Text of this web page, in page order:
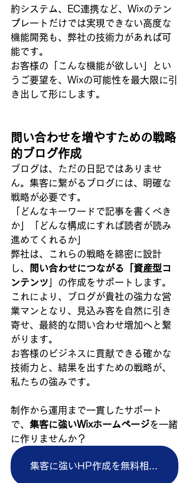
約システム、EC連携など、Wixのテン
プレートだけでは実現できない高度な
機能開発も、弊社の技術力があれば可
能です。
お客様の「こんな機能が欲しい」とい
うご要望を、Wixの可能性を最大限に引
き出して形にします。
問い合わせを増やすための戦略
的ブログ作成
ブログは、ただの日記ではありませ
ん。集客に繋がるブログには、明確な
戦略が必要です。
「どんなキーワードで記事を書くべき
か」「どんな構成にすれば読者が読み
進めてくれるか」
弊社は、これらの戦略を綿密に設計
し、
問い合わせにつながる「資産型コ
ンテンツ 」の作成をサポートします。
これにより、ブログが貴社の強力な営
業マンとなり、見込み客を自然に引き
寄せ、最終的な問い合わせ増加へと繋
がります。
お客様のビジネスに貢献できる確かな
技術力と、結果を出すための戦略が、
私たちの強みです。
制作から運用まで一貫したサポート
で、 集客に強いWixホームページを一緒
に作りませんか？